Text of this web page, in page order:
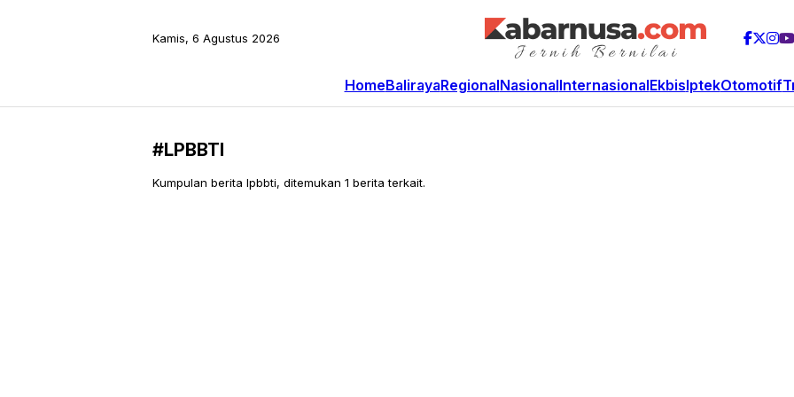
Kamis, 6 Agustus 2026
HomeBalirayaRegionalNasionalInternasionalEkbisIptekOtomotif
#LPBBTI
Kumpulan berita lpbbti, ditemukan 1 berita terkait.